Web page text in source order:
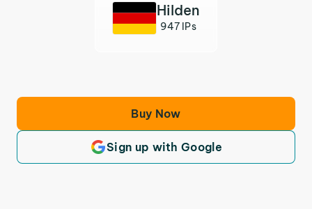
Hilden
947 IPs
Buy Now
Sign up with Google